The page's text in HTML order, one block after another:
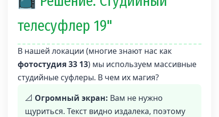
телесуфлер 19"
В нашей локации (многие знают нас как
фотостудия 33 13) мы используем массивные
студийные суфлеры. В чем их магия?
📐 Огромный экран: Вам не нужно
щуриться. Текст видно издалека, поэтому